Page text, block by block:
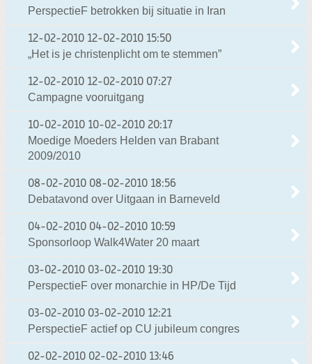
PerspectieF betrokken bij situatie in Iran
12-02-2010 12-02-2010 15:50
„Het is je christenplicht om te stemmen”
12-02-2010 12-02-2010 07:27
Campagne vooruitgang
10-02-2010 10-02-2010 20:17
Moedige Moeders Helden van Brabant
2009/2010
08-02-2010 08-02-2010 18:56
Debatavond over Uitgaan in Barneveld
04-02-2010 04-02-2010 10:59
Sponsorloop Walk4Water 20 maart
03-02-2010 03-02-2010 19:30
PerspectieF over monarchie in HP/De Tijd
03-02-2010 03-02-2010 12:21
PerspectieF actief op CU jubileum congres
02-02-2010 02-02-2010 13:46